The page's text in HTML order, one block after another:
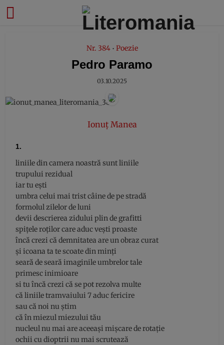
Nr. 384 • Poezie
Pedro Paramo
03.10.2025
Ionuț Manea
1.
liniile din camera noastră sunt liniile
trupului rezidual
iar tu ești
umbra celui mai trist câine de pe stradă
formolul zilelor de luni
devii descrierea zidului plin de grafitti
spițele roților care aduc vești proaste
încă crezi că demnitatea are un obraz curat
și icoana ta te scoate din minți
seară de seară imaginile umbrelor tale
primesc inimioare
si tu încă crezi că se pot rezolva multe
că liniile tramvaiului 7 aduc fericire
sau că noi nu știm
că în miezul miezului tău
nucleul nu mai are aceeași mișcare de rotație
ochii cu dioptrii nu mai scrutează